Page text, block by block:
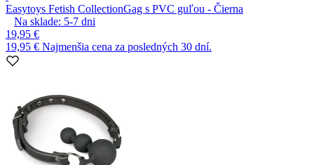
Easytoys Fetish CollectionGag s PVC guľou - Čierna
Na sklade: 5-7 dni
19,95 €
19,95 € Najmenšia cena za posledných 30 dní.